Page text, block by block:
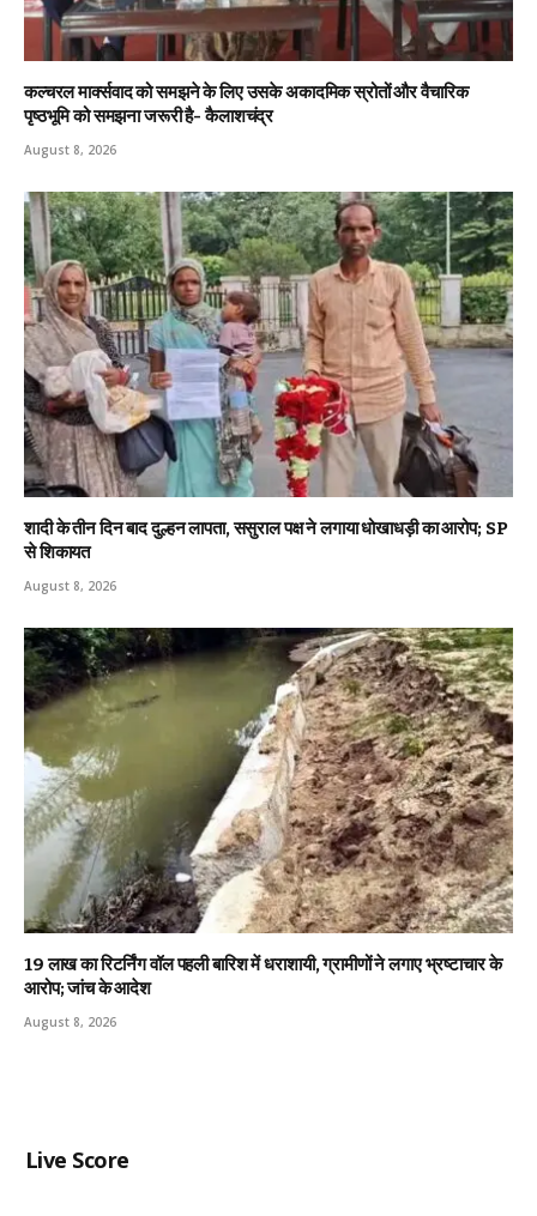
कल्चरल मार्क्सवाद को समझने के लिए उसके अकादमिक स्रोतों और वैचारिक
पृष्ठभूमि को समझना जरूरी है- कैलाशचंद्र
August 8, 2026
शादी के तीन दिन बाद दुल्हन लापता, ससुराल पक्ष ने लगाया धोखाधड़ी का आरोप; SP
से शिकायत
August 8, 2026
19 लाख का रिटर्निंग वॉल पहली बारिश में धराशायी, ग्रामीणों ने लगाए भ्रष्टाचार के
आरोप; जांच के आदेश
August 8, 2026
Live Score